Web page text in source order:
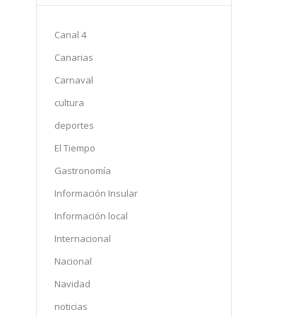
Canal 4
Canarias
Carnaval
cultura
deportes
El Tiempo
Gastronomía
Información Insular
Información local
Internacional
Nacional
Navidad
noticias